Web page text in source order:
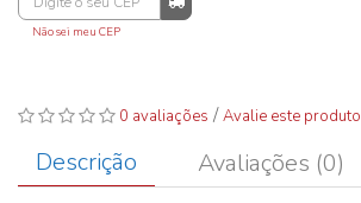
Não sei meu CEP
0 avaliações /Avalie este produto
Descrição Avaliações (0)